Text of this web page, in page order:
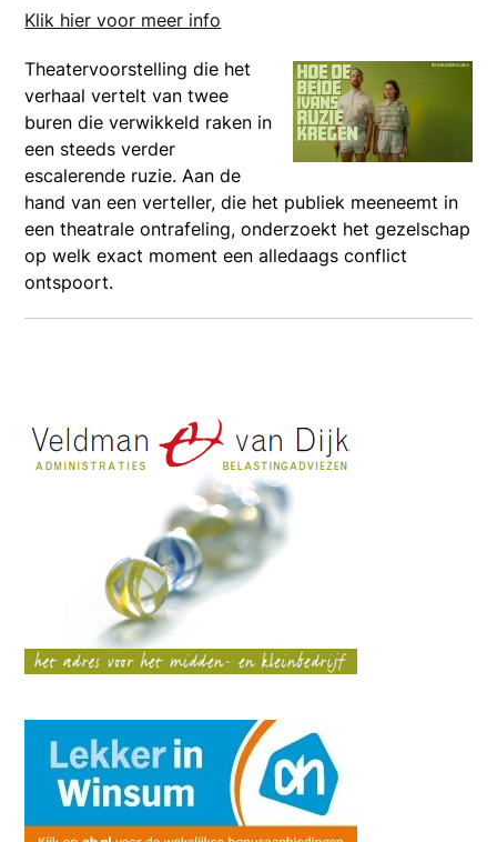
Klik hier voor meer info
Theatervoorstelling die het
verhaal vertelt van twee
buren die verwikkeld raken in
een steeds verder
escalerende ruzie. Aan de
hand van een verteller, die het publiek meeneemt in
een theatrale ontrafeling, onderzoekt het gezelschap
op welk exact moment een alledaags conflict
ontspoort.